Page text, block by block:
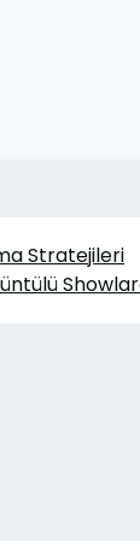
Stratejileri